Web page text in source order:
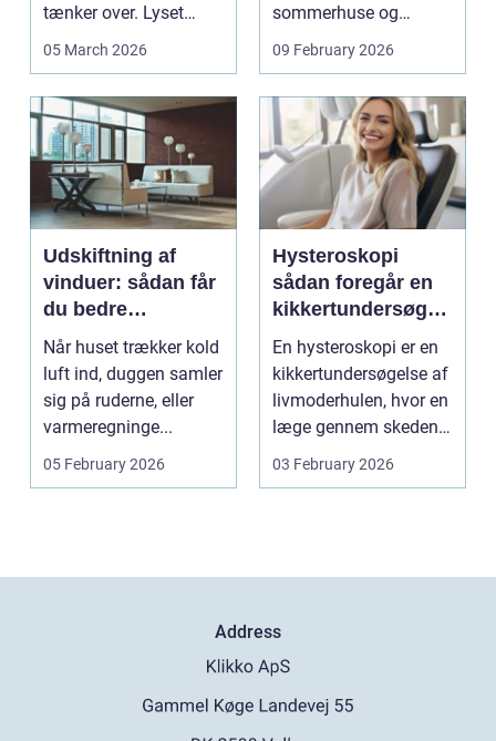
tænker over. Lyset
falder anderledes ind,
05 March 2026
sommerhuse og
mindre erhverv i
Odsherred. Mang...
09 February 2026
Udskiftning af
vinduer: sådan får
du bedre
indeklima og
lavere
varmeregning
Når huset trækker kold
luft ind, duggen samler
sig på ruderne, eller
varmeregninge...
05 February 2026
Hysteroskopi
sådan foregår en
kikkertundersøgel
se af livmoderen
En hysteroskopi er en
kikkertundersøgelse af
livmoderhulen, hvor en
læge gennem skeden
og livmoderha...
03 February 2026
Address